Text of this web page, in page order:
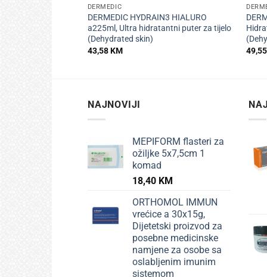
DERMEDIC
DERMEDIC HYDRAIN3 HIALURO
a225ml, Ultra hidratantni puter za tijelo
(Dehydrated skin)
43,58KM
NAJNOVIJI
MEPIFORM flasteri za
ožiljke 5x7,5cm 1
komad
18,40 KM
ORTHOMOL IMMUN
vrećice a 30x15g,
Dijetetski proizvod za
posebne medicinske
namjene za osobe sa
oslabljenim imunim
sistemom